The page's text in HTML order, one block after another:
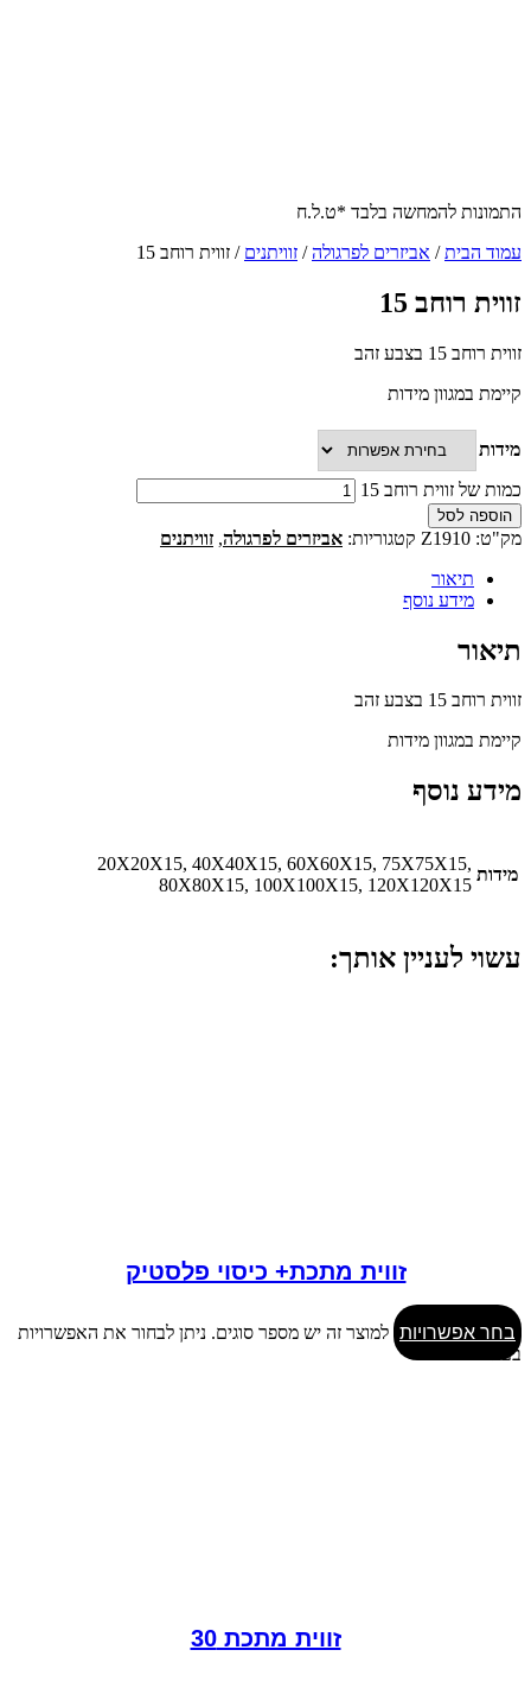
התמונות להמחשה בלבד *ט.ל.ח
עמוד הבית/ אביזרים לפרגולה/ זוויתנים / זווית רוחב 15
זווית רוחב 15
זווית רוחב 15 בצבע זהב
קיימת במגוון מידות
מידות
כמות של זווית רוחב 15
הוספה לסל
מק"ט: Z1910 קטגוריות: אביזרים לפרגולה, זוויתנים
תיאור
מידע נוסף
תיאור
זווית רוחב 15 בצבע זהב
קיימת במגוון מידות
מידע נוסף
מידות
20X20X15, 40X40X15, 60X60X15, 75X75X15,
80X80X15, 100X100X15, 120X120X15
עשוי לעניין אותך:
זווית מתכת+ כיסוי פלסטיק
בחר אפשרויות למוצר זה יש מספר סוגים. ניתן לבחור את האפשרויות
בעמוד המוצר
זווית מתכת 30